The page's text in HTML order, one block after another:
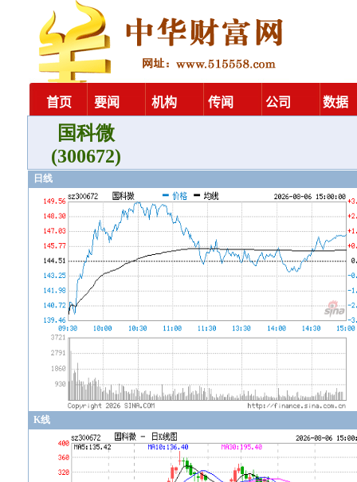
国科微
(300672)
日线
K线